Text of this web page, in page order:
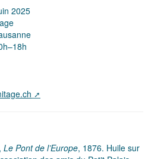
2025
Le Pont de l’Europe, 1876. Huile sur